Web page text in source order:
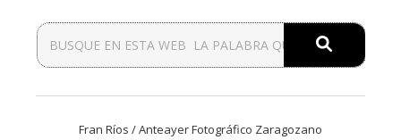
Fran Ríos / Anteayer Fotográfico Zaragozano